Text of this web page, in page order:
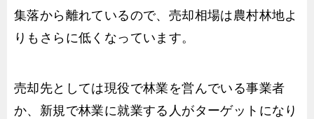
集落から離れているので、売却相場は農村林地よ
りもさらに低くなっています。
売却先としては現役で林業を営んでいる事業者
か、新規で林業に就業する人がターゲットになり